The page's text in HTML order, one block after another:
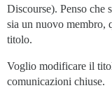
Discourse). Penso che
sia un nuovo membro,
titolo.
Voglio modificare il
comunicazioni chiuse.